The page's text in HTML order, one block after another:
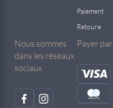
Paiement
Retoure
Nous sommes
dans les réseaux
sociaux
Payer par